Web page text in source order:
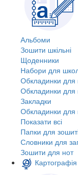
Альбоми
Зошити шкільні
Щоденники
Набори для
Обкладинки для
Обкладинки для
Закладки
Обкладинки для
Показати всі
Папки для
Словники для
Зошити для нот
Картографія